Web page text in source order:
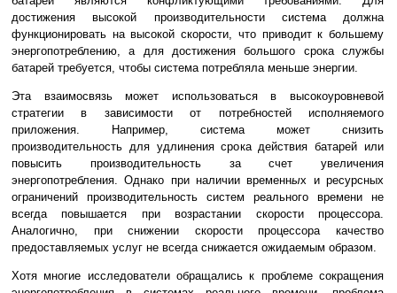
достижения высокой производительности система должна
функционировать на высокой скорости, что приводит к большему
энергопотреблению, а для достижения большого срока службы
батарей требуется, чтобы система потребляла меньше энергии.
Эта взаимосвязь может использоваться в высокоуровневой
стратегии в зависимости от потребностей исполняемого
приложения. Например, система может снизить
производительность для удлинения срока действия батарей или
повысить производительность за счет увеличения
энергопотребления. Однако при наличии временных и ресурсных
ограничений производительность систем реального времени не
всегда повышается при возрастании скорости процессора.
Аналогично, при снижении скорости процессора качество
предоставляемых услуг не всегда снижается ожидаемым образом.
Хотя многие исследователи обращались к проблеме сокращения